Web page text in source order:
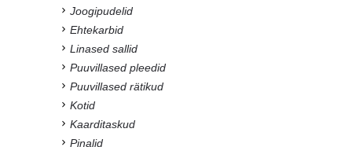
Joogipudelid
Ehtekarbid
Linased sallid
Puuvillased pleedid
Puuvillased rätikud
Kotid
Kaarditaskud
Pinalid